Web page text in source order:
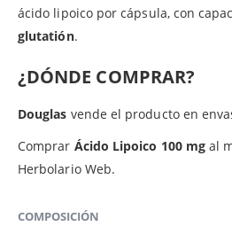
ácido lipoico por cápsula, con
glutatión.
¿DÓNDE COMPRAR?
Douglas vende el producto en
Comprar Ácido Lipoico 100 mgal
Herbolario Web.
COMPOSICIÓN